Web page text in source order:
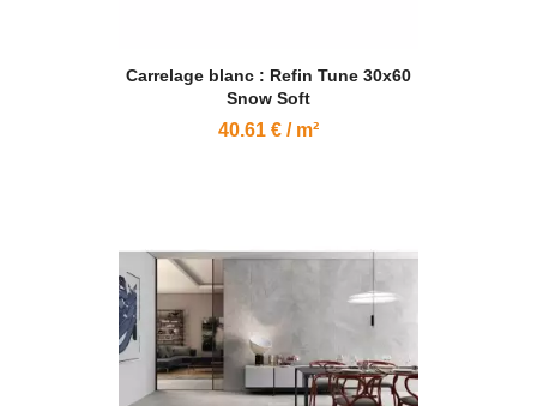
Carrelage blanc : Refin Tune 30x60
Snow Soft
40.61 € / m²